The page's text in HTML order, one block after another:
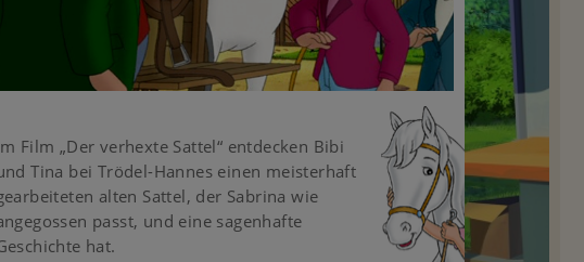
Video
Film „Der verhexte Sattel“ entdecken Bibi
Tina bei Trödel-Hannes einen meisterhaft
alten Sattel, der Sabrina wie
passt, und eine sagenhafte
hat.